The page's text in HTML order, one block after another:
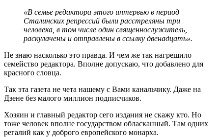
«В семье редактора этого интервью в период
Сталинских репрессий были расстреляны три
человека, в том числе один священнослужитель,
раскулачены и отправлены в ссылку двенадцать».
Не знаю насколько это правда. И чем же так нагрешило
семейство редактора. Вполне допускаю, что добавлено для
красного словца.
Так эта газета не чета нашему с Вами канальчику. Даже на
Дзене без малого миллион подписчиков.
Хозяин и главный редактор сего издания не скажу кто. Но
тоже человек вполне государством обласканный. Там одних
регалий как у доброго европейского монарха.